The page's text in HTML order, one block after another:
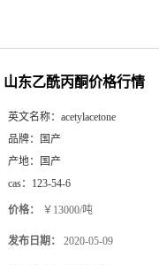
山东乙酰丙酮价格行情
英文名称： acetylacetone
品牌：
国产
产地：
国产
cas： 123-54-6
价格： ￥13000/吨
发布日期： 2020-05-09